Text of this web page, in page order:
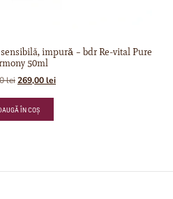
impurǎ – bdr Re-vital Pure
50ml
lei269,00lei
ÎN COȘ